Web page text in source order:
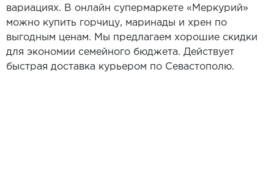
вариациях. В онлайн супермаркете «Меркурий»
можно купить горчицу, маринады и хрен по
выгодным ценам. Мы предлагаем хорошие скидки
для экономии семейного бюджета. Действует
быстрая доставка курьером по Севастополю.